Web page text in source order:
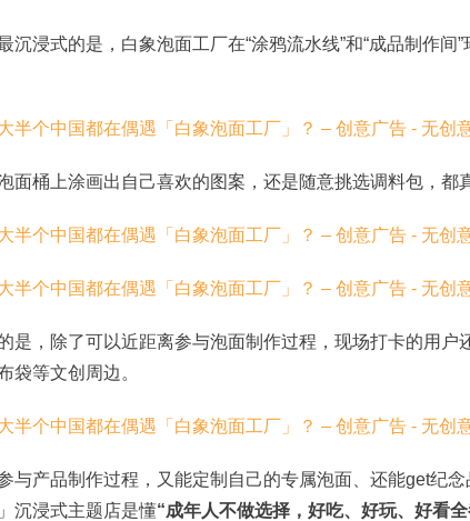
沉浸式的是，白象泡面工厂在“涂鸦流水线”和“成品制作间”
面桶上涂画出自己喜欢的图案，还是随意挑选调料包，都
是，除了可以近距离参与泡面制作过程，现场打卡的用户
袋等文创周边。
与产品制作过程，又能定制自己的专属泡面、还能get纪
沉浸式主题店是懂“成年人不做选择，好吃、好玩、好看全